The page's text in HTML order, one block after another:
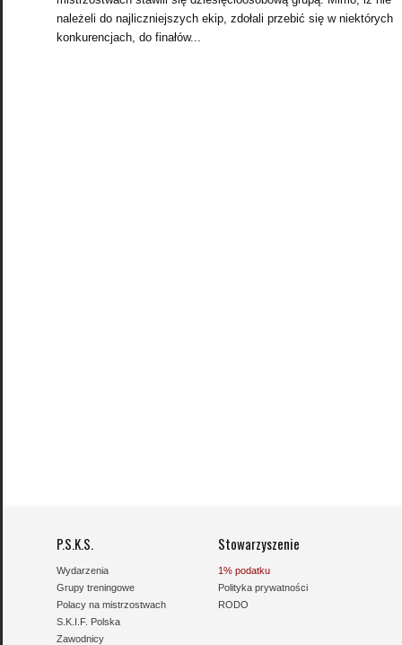
należeli do najliczniejszych ekip, zdołali przebić się w niektórych
konkurencjach, do finałów...
P.S.K.S.
Wydarzenia
Grupy treningowe
Polacy na mistrzostwach
S.K.I.F. Polska
Zawodnicy
Stowarzyszenie
1% podatku
Polityka prywatności
RODO